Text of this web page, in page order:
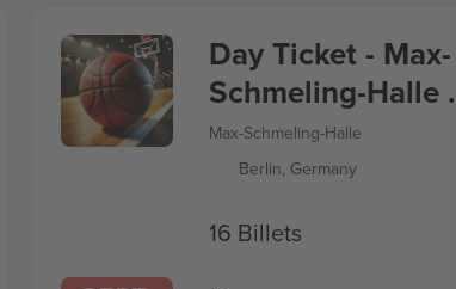
Day Ticket - Max-
Schmeling-Halle -
Women’s
Basketball World
Max-Schmeling-Halle
Berlin, Germany
16 Billets